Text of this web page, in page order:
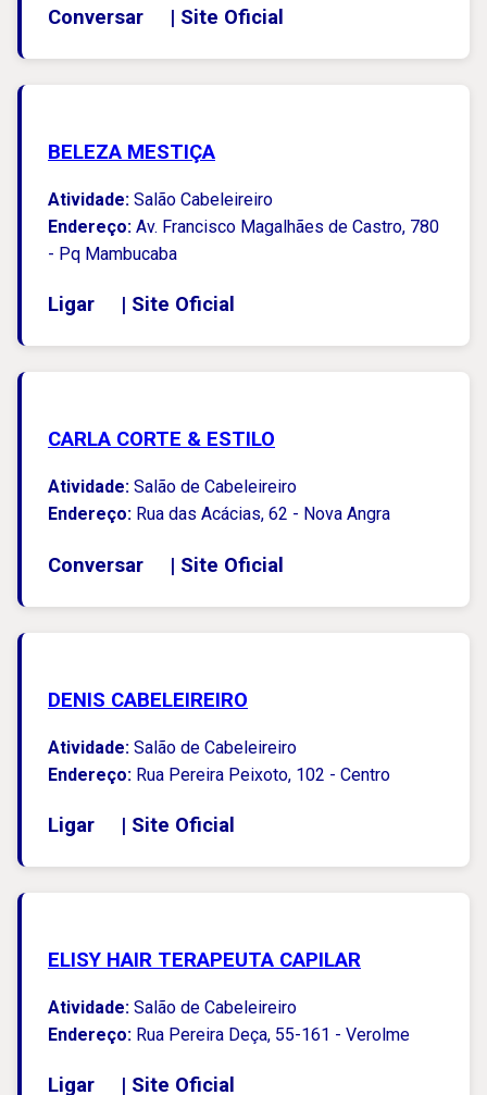
Conversar | Site Oficial
BELEZA MESTIÇA
Atividade: Salão Cabeleireiro
Endereço: Av. Francisco Magalhães de Castro, 780
- Pq Mambucaba
Ligar | Site Oficial
CARLA CORTE & ESTILO
Atividade: Salão de Cabeleireiro
Endereço: Rua das Acácias, 62 - Nova Angra
Conversar | Site Oficial
DENIS CABELEIREIRO
Atividade: Salão de Cabeleireiro
Endereço: Rua Pereira Peixoto, 102 - Centro
Ligar | Site Oficial
ELISY HAIR TERAPEUTA CAPILAR
Atividade: Salão de Cabeleireiro
Endereço: Rua Pereira Deça, 55-161 - Verolme
Ligar | Site Oficial